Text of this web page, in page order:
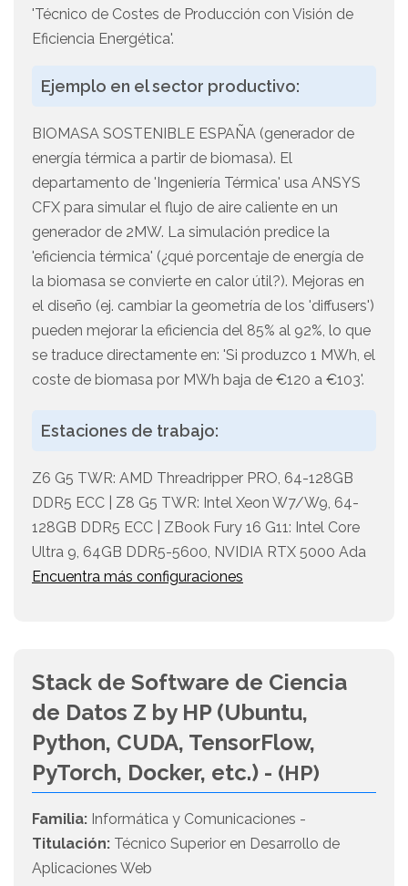
'Técnico de Costes de Producción con Visión de
Eficiencia Energética'.
Ejemplo en el sector productivo:
BIOMASA SOSTENIBLE ESPAÑA (generador de
energía térmica a partir de biomasa). El
departamento de 'Ingeniería Térmica' usa ANSYS
CFX para simular el flujo de aire caliente en un
generador de 2MW. La simulación predice la
'eficiencia térmica' (¿qué porcentaje de energía de
la biomasa se convierte en calor útil?). Mejoras en
el diseño (ej. cambiar la geometría de los 'diffusers')
pueden mejorar la eficiencia del 85% al 92%, lo que
se traduce directamente en: 'Si produzco 1 MWh, el
coste de biomasa por MWh baja de €120 a €103'.
Estaciones de trabajo:
Z6 G5 TWR: AMD Threadripper PRO, 64-128GB
DDR5 ECC | Z8 G5 TWR: Intel Xeon W7/W9, 64-
128GB DDR5 ECC | ZBook Fury 16 G11: Intel Core
Ultra 9, 64GB DDR5-5600, NVIDIA RTX 5000 Ada
Encuentra más configuraciones
Stack de Software de Ciencia
de Datos Z by HP (Ubuntu,
Python, CUDA, TensorFlow,
PyTorch, Docker, etc.) - (HP)
Familia: Informática y Comunicaciones -
Titulación: Técnico Superior en Desarrollo de
Aplicaciones Web